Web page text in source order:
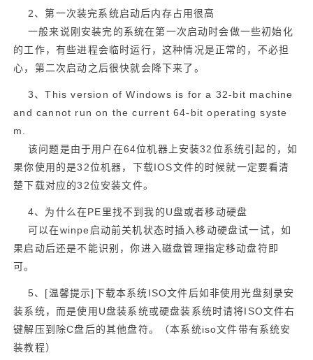
2、第一次装完系统启动后内存占用很高
一般来说刚安装完的系统在第一次启动时会做一些初始化
的工作，有些进程会临时运行，这种情况是正常的，不必担
心，第二次启动之后很快就会降下来了。
3、This version of Windows is for a 32-bit machine
and cannot run on the current 64-bit operating syste
m.
该问题是由于用户在64位机器上安装32位系统引起的，如
果你使用的是32位机器，下载IOS文件的时候就一定要看清
楚下载对应的32位安装文件。
4、为什么在PE里找不到我的U盘或者移动硬盘
可以在winpe启动前关机状态时插入移动硬盘试一试，如
果启动后还是不能识别，你进入磁盘管理指定移动盘符即
可。
5、 [温馨提示]下载本系统ISO文件后如非使用光盘刻录安
装系统，而是使用U盘装系统或硬盘装系统时请将ISO文件右
键解压到除C盘后的其他盘符。（本系统iso文件带有系统安
装教程）